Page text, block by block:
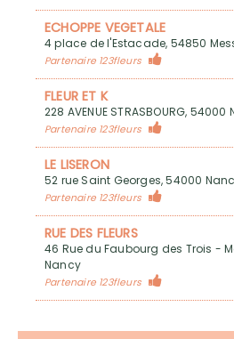
ECHOPPE VEGETALE
4 place de l'Estacade, 54850
Partenaire 123fleurs
FLEUR ET K
228 AVENUE STRASBOURG,
Partenaire 123fleurs
LE LISERON
52 rue Saint Georges, 54000
Partenaire 123fleurs
RUE DES FLEURS
46 Rue du Faubourg des Trois -
Nancy
Partenaire 123fleurs